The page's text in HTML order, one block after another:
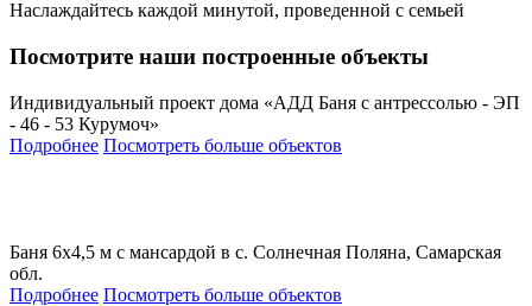
Наслаждайтесь каждой минутой, проведенной с семьей
Посмотрите наши построенные объекты
Индивидуальный проект дома «АДД Баня с антрессолью - ЭП
- 46 - 53 Курумоч»
Подробнее Посмотреть больше объектов
Баня 6х4,5 м с мансардой в с. Солнечная Поляна, Самарская
обл.
Подробнее Посмотреть больше объектов